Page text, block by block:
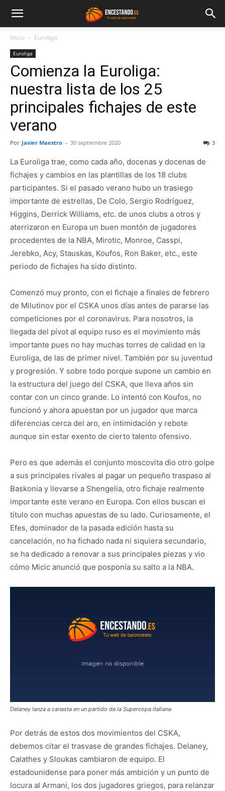
Inicio Euroliga
Euroliga
Comienza la Euroliga:
nuestra lista de los 25
principales fichajes de este
verano
Por Javier Maestro - 30 septiembre 2020 3
La Euroliga trae, como cada año, docenas y docenas de
fichajes y cambios en las plantillas de los 18 clubs
participantes. Si el pasado verano hubo un trasiego
importante de estrellas, De Colo, Sergio Rodríguez,
Higgins, Derrick Williams, etc. de unos clubs a otros y
aterrizaron en Europa un buen montón de jugadores
procedentes de la NBA, Mirotic, Monroe, Casspi,
Jerebko, Acy, Stauskas, Koufos, Ron Baker, etc., este
periodo de fichajes ha sido distinto.
Comenzó muy pronto, con el fichaje a finales de febrero
de Milutinov por el CSKA unos días antes de pararse las
competiciones por el coronavirus. Para nosotros, la
llegada del pívot al equipo ruso es el movimiento más
importante pues no hay muchas torres de calidad en la
Euroliga, de las de primer nivel. También por su juventud
y progresión. Y sobre todo porque supone un cambio en
la estructura del juego del CSKA, que lleva años sin
contar con un cinco grande. Lo intentó con Koufos, no
funcionó y ahora apuestan por un jugador que marca
diferencias cerca del aro, en intimidación y rebote
aunque sin estar exento de cierto talento ofensivo.
Pero es que además el conjunto moscovita dio otro golpe
a sus principales rivales al pagar un pequeño traspaso al
Baskonia y llevarse a Shengelia, otro fichaje realmente
importante este verano en Europa. Con ellos buscan el
título con muchas apuestas de su lado. Curiosamente, el
Efes, dominador de la pasada edición hasta su
cancelación, no ha fichado nada ni siquiera secundario,
se ha dedicado a renovar a sus principales piezas y vio
cómo Micic anunció que posponía su salto a la NBA.
Delaney lanza a canasta en un partido de la Supercopa italiana
Por detrás de estos dos movimientos del CSKA,
debemos citar el trasvase de grandes fichajes. Delaney,
Calathes y Sloukas cambiaron de equipo. El
estadounidense para poner más ambición y un punto de
locura al Armani, los dos jugadores griegos, para relanzar